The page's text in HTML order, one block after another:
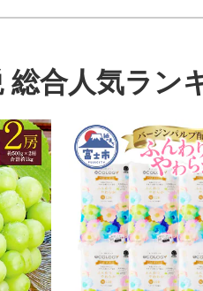
総合人気ラン